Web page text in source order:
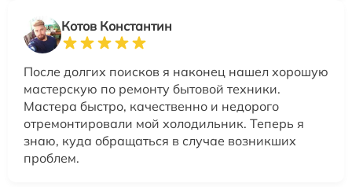
Котов Константин
После долгих поисков я наконец нашел хорошую
мастерскую по ремонту бытовой техники.
Мастера быстро, качественно и недорого
отремонтировали мой холодильник. Теперь я
знаю, куда обращаться в случае возникших
проблем.